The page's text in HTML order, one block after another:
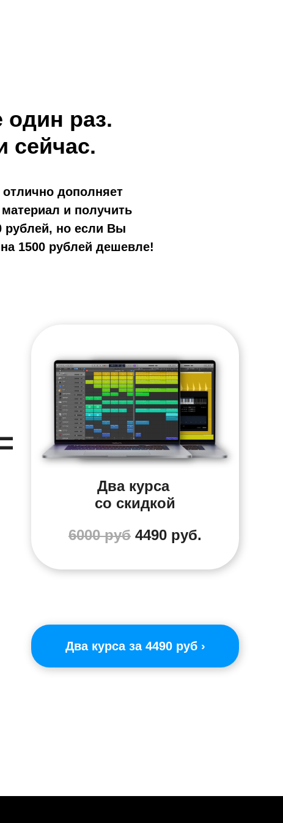
Два курса за 4490 руб ›
раз.
сейчас.
Два курса
со скидкой
дополняет
и получить
рублей, ноесли Вы
1500 рублей дешевле!
6000 руб 4490 руб.